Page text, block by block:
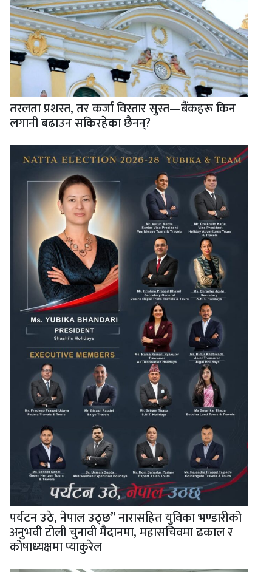
तरलता प्रशस्त, तर कर्जा विस्तार सुस्त—बैंकहरू किन
लगानी बढाउन सकिरहेका छैनन्?
पर्यटन उठे, नेपाल उठ्छ” नारासहित युविका भण्डारीको
अनुभवी टोली चुनावी मैदानमा, महासचिवमा ढकाल र
कोषाध्यक्षमा प्याकुरेल